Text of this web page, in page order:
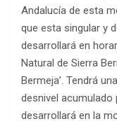
Andalucía de esta
que esta singular y
desarrollará en
Natural de Sierra
Bermeja’. Tendrá
desnivel acumulado
desarrollará en la